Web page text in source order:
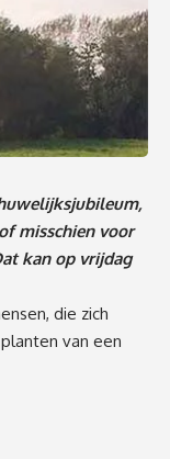
misschien voor
kan op vrijdag
die zich
van een